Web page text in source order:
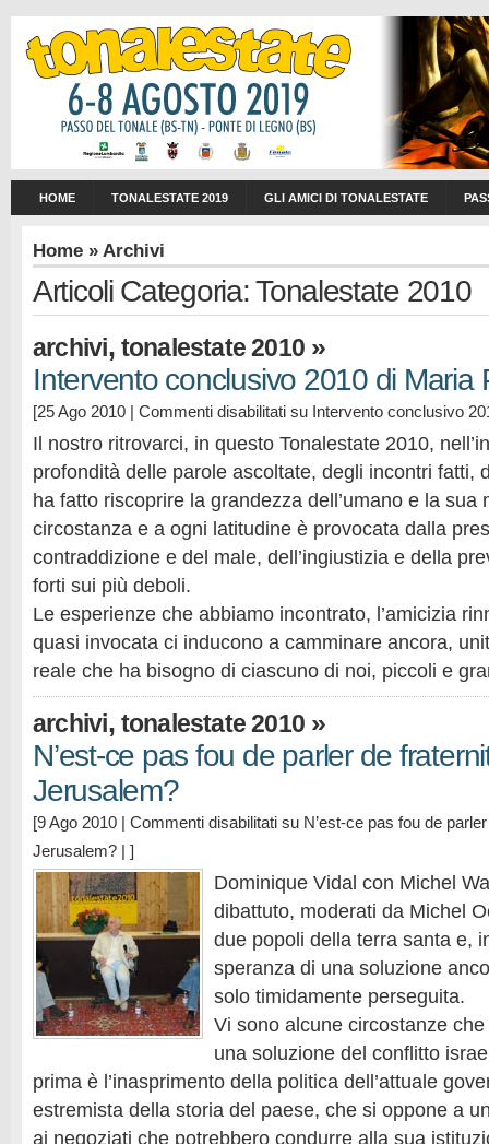
HOME TONALESTATE 2019 GLI AMICI DI TONALESTATE
Home » Archivi
Articoli Categoria: Tonalestate 2010
archivi, tonalestate 2010 »
Intervento conclusivo 2010 di Maria
[25 Ago 2010 | Commenti disabilitati su Intervento conclusivo
Il nostro ritrovarci, in questo Tonalestate 2010,
profondità delle parole ascoltate, degli incontri fatti,
ha fatto riscoprire la grandezza dell’umano e la sua
circostanza e a ogni latitudine è provocata dalla
contraddizione e del male, dell’ingiustizia e della
forti sui più deboli.
Le esperienze che abbiamo incontrato, l’amicizia
quasi invocata ci inducono a camminare ancora,
reale che ha bisogno di ciascuno di noi, piccoli e
archivi, tonalestate 2010 »
N’est-ce pas fou de parler de
Jerusalem?
[9 Ago 2010 | Commenti disabilitati su N’est-ce pas fou de
Jerusalem? | ]
Dominique Vidal con Michel
dibattuto, moderati da Michel
due popoli della terra santa e,
speranza di una soluzione
solo timidamente perseguita.
Vi sono alcune circostanze
una soluzione del conflitto
prima è l’inasprimento della politica dell’attuale
estremista della storia del paese, che si oppone a
ai negoziati che potrebbero condurre alla sua